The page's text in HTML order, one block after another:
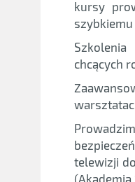
kursy
chcących
telewizji
(Akademia